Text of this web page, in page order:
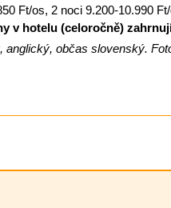
Ft/os, 2 noci 9.200-10.990
v hotelu (celoročně)
občas slovenský.